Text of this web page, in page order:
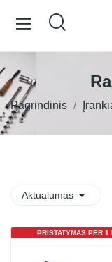
Pagrindinis
Aktualumas 
PRISTATYMAS PER 1